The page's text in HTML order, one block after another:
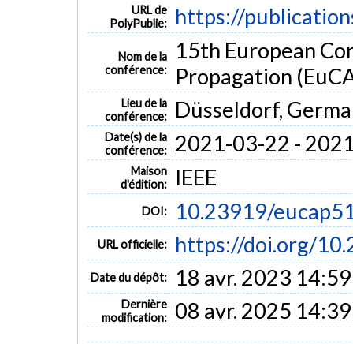
URL de
PolyPublie:
https://
Nom de la
conférence:
15th European
Propagation
Lieu de la
conférence:
Düsseldorf,
Date(s) de la
conférence:
2021-03-22 -
Maison
d'édition:
IEEE
DOI: 10.23919/
URL officielle: https://doi.org/
Date du dépôt: 18 avr. 2023 14:59
Dernière
modification:
08 avr. 2025 14:39